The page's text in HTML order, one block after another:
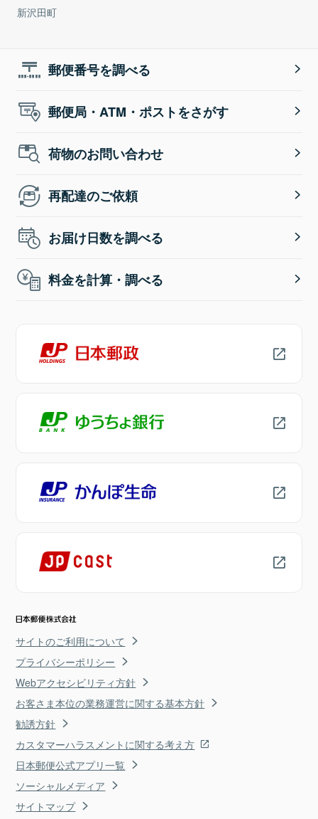
新沢田町
郵便番号を調べる
郵便局・ATM・ポストをさがす
荷物のお問い合わせ
再配達のご依頼
お届け日数を調べる
料金を計算・調べる
サイトのご利用について
プライバシーポリシー
Webアクセシビリティ方針
お客さま本位の業務運営に関する基本方針
勧誘方針
カスタマーハラスメントに関する考え方
日本郵便公式アプリ一覧
ソーシャルメディア
サイトマップ